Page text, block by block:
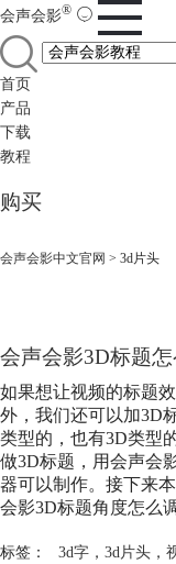
会声会影®
首页
产品
下载
教程
购买
会声会影中文官网 > 3d片头
会声会影3D标题
如果想让视频的标题
外，我们还可以加3D
类型的，也有3D类型
做3D标题，用会声会
器可以制作。接下来
会影3D标题角度怎么
标签： 3d字， 3d片头，